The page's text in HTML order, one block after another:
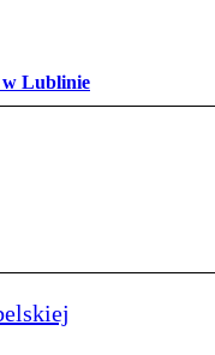
Lublinie